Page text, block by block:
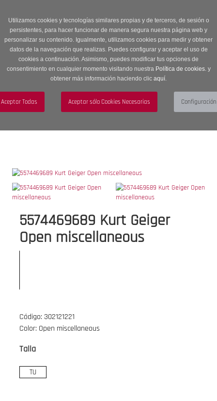
Utilizamos cookies y tecnologías similares propias y de terceros, de sesión o
persistentes, para hacer funcionar de manera segura nuestra página web y
personalizar su contenido. Igualmente, utilizamos cookies para medir y obtener
datos de la navegación que realizas. Puedes configurar y aceptar el uso de
cookies a continuación. Asimismo, puedes modificar tus opciones de
consentimiento en cualquier momento visitando nuestra Política de cookies.y
obtener más información haciendo clic aquí.
descuento en Sección OUTLET con código OUTLET20
navigation
Menú
5574469689 Kurt Geiger
Open miscellaneous
Código: 302121221
Color: Open miscellaneous
Talla
TU